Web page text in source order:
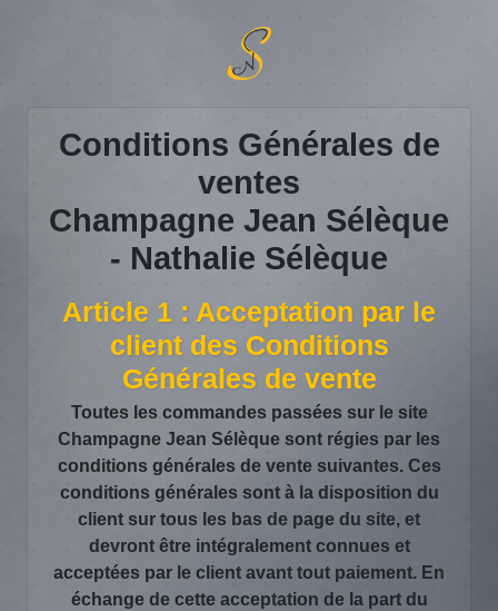
Conditions Générales de
ventes
Champagne Jean Sélèque
- Nathalie Sélèque
Article 1 : Acceptation par le
client des Conditions
Générales de vente
Toutes les commandes passées sur le site
Champagne Jean Sélèque sont régies par les
conditions générales de vente suivantes. Ces
conditions générales sont à la disposition du
client sur tous les bas de page du site, et
devront être intégralement connues et
acceptées par le client avant tout paiement. En
échange de cette acceptation de la part du